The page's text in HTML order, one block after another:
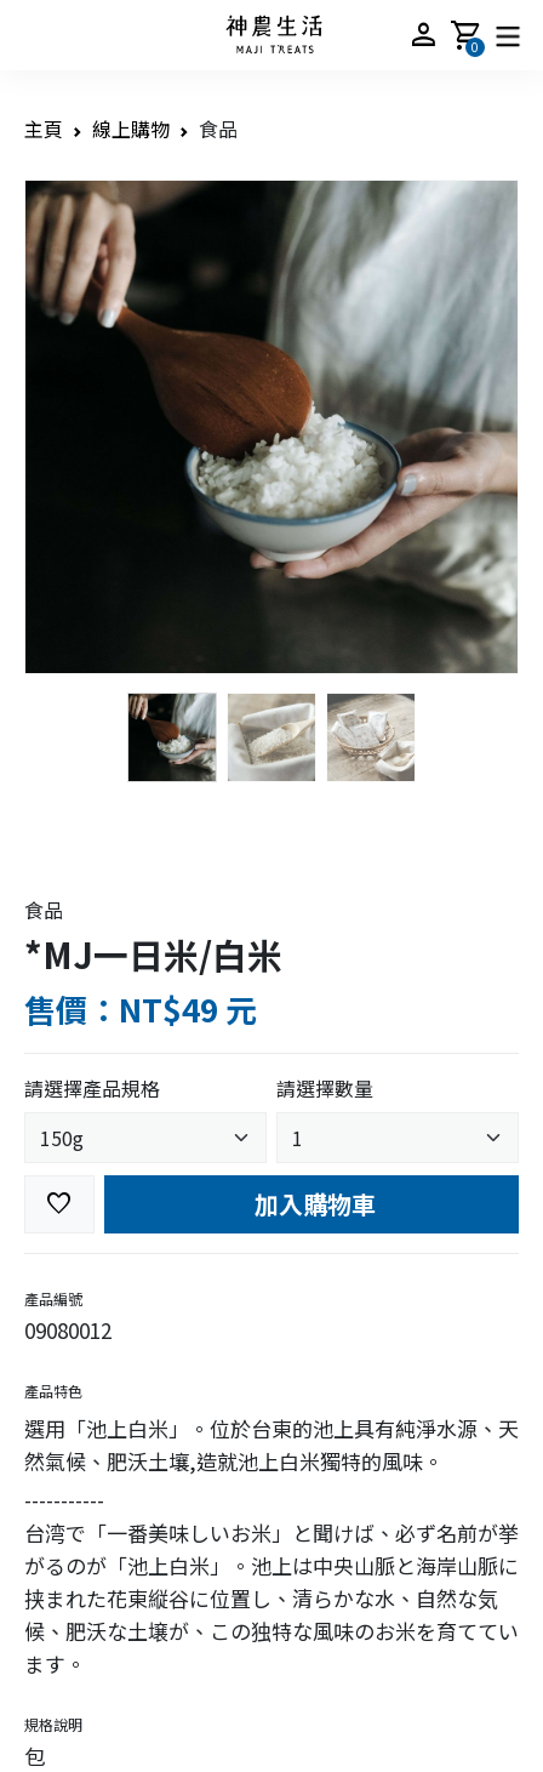
person shopping_cart
0
主頁 線上購物 食品
食品
*MJ一日米/白米
售價：NT$49 元
請選擇產品規格 請選擇數量
favorite 加入購物車
產品編號
09080012
產品特色
選用「池上白米」。位於台東的池上具有純淨水源、天
然氣候、肥沃土壤,造就池上白米獨特的風味。
-----------
台湾で「一番美味しいお米」と聞けば、必ず名前が挙
がるのが「池上白米」。池上は中央山脈と海岸山脈に
挟まれた花東縦谷に位置し、清らかな水、自然な気
候、肥沃な土壌が、この独特な風味のお米を育ててい
ます。
規格說明
包